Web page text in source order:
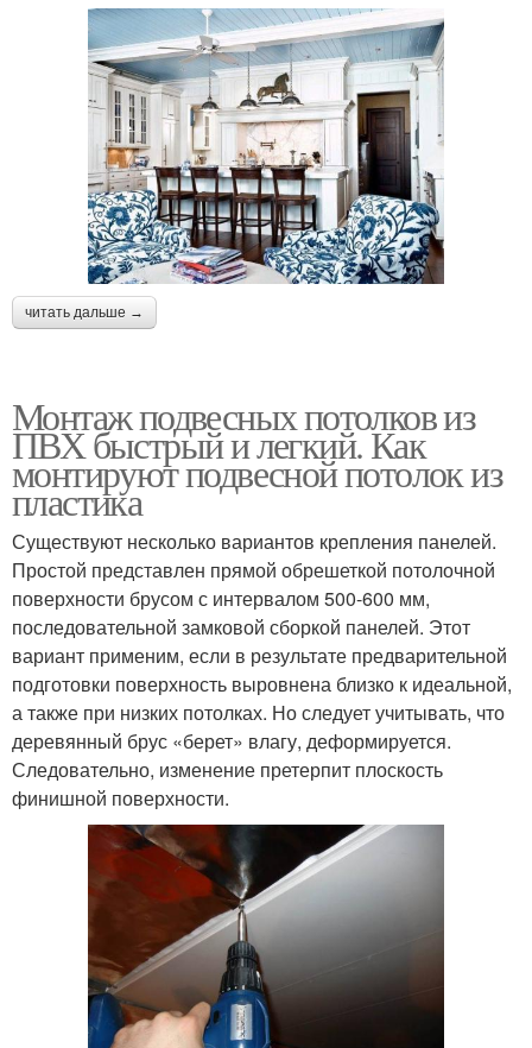
читать дальше →
Монтаж подвесных потолков из
ПВХ быстрый и легкий. Как
монтируют подвесной потолок из
пластика
Существуют несколько вариантов крепления панелей.
Простой представлен прямой обрешеткой потолочной
поверхности брусом с интервалом 500-600 мм,
последовательной замковой сборкой панелей. Этот
вариант применим, если в результате предварительной
подготовки поверхность выровнена близко к идеальной,
а также при низких потолках. Но следует учитывать, что
деревянный брус «берет» влагу, деформируется.
Следовательно, изменение претерпит плоскость
финишной поверхности.